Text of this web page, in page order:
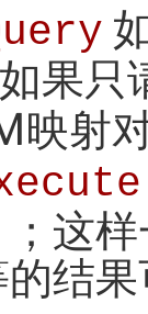
如果只
映射
这
结